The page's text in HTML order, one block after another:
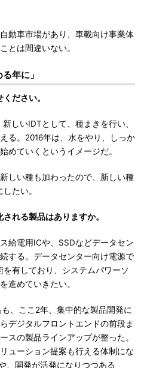
動車市場があり、車載向け事業体
とは間違いない。
年に」
ださい。
しいIDTとして、種まきを行い、
る。2016年は、水をやり、しっか
めていくというイメージだ。
しい種も加わったので、新しい種
たい。
れる製品はありますか。
給電用ICや、SSDなどデータセン
する。データセンター向け電源で
有しており、システムパワーソ
進めていきたい。
、ここ2年、集中的な製品開発に
デジタルフロントエンドの前段ま
スの製品ラインアップが整った。
ューション提案も行える体制にな
、開発が活発になりつつある